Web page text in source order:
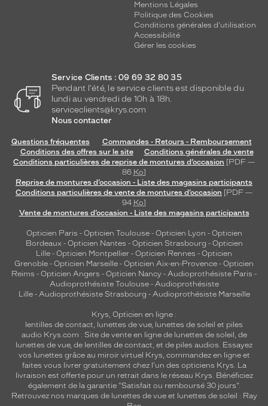
Mentions Légales
Politique des Cookies
Conditions générales d'utilisation
Accessibilité
Gérer les cookies
Service Clients : 09 69 32 80 35
Pendant l'été, le service clients est disponible du
lundi au vendredi de 10h à 18h.
serviceclients@krys.com
Nous contacter
Questions fréquentes
Commandes - Retours - Remboursement
Conditions des offres sur le site
Conditions générales de vente
Conditions particulières de reprise de montures d’occasion [PDF —
86 Ko]
Reprise de montures d’occasion - Liste des magasins participants
Conditions particulières de vente de montures d’occasion [PDF —
94 Ko]
Vente de montures d’occasion - Liste des magasins participants
Opticien Paris - Opticien Toulouse- Opticien Lyon - Opticien
Bordeaux- Opticien Nantes - Opticien Strasbourg - Opticien
Lille - Opticien Montpellier - Opticien Rennes - Opticien
Grenoble - Opticien Marseille - Opticien Aix-en-Provence - Opticien
Reims - Opticien Angers - Opticien Nancy - Audioprothésiste Paris -
Audioprothésiste Toulouse- Audioprothésiste
Lille- Audioprothésiste Strasbourg - Audioprothésiste Marseille
Krys, Opticien en ligne :
lentilles de contact, lunettes de vue, lunettes de soleil et piles
audio Krys.com : Site de vente en ligne de lunettes de soleil, de
lunettes de vue, de lentilles de contact, et de piles audios. Essayez
vos lunettes grâce au miroir virtuel Krys, commandez en ligne et
faites vous livrer gratuitement chez l'un des opticiens Krys. La
livraison est offerte pour un retrait dans le réseau Krys. Bénéficiez
également de la garantie "Satisfait ou remboursé 30 jours".
Retrouvez nos marques de lunettes de vue et lunettes de soleil : Ray